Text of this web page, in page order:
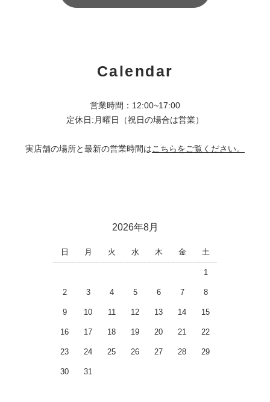
Calendar
営業時間：12:00~17:00
定休日:月曜日（祝日の場合は営業）
実店舗の場所と最新の営業時間はこちらをご覧ください。
2026年8月
日 月 火 水 木 金 土
1
2 3 4 5 6 7 8
9 10 11 12 13 14 15
16 17 18 19 20 21 22
23 24 25 26 27 28 29
30 31